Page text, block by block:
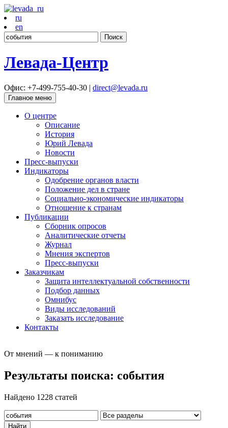
ru
en
Найти:
Левада-Центр
Офис: +7-499-755-40-30 | direct@levada.ru
Главное меню
О центре
Описание
История
Юрий Левада
Новости
Пресс-выпуски
Индикаторы
Одобрение органов власти
Положение дел в стране
Социально-экономические индикаторы
Отношение к странам
Публикации
Сборник опросов
Аналитические отчеты
Журнал
Мнения экспертов
Пресс-выпуски
Заказчикам
Защита интеллектуальной собственности
Подбор данных
Омнибус
Виды исследований
Заказать исследование
Контакты
От мнений — к пониманию
Результаты поиска: события
Найдено 1228 статей
Уточнить
поиск